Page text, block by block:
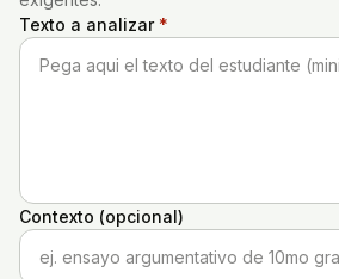
Texto a analizar *
Contexto (opcional)